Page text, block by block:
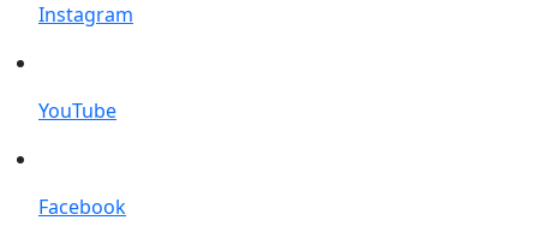
Instagram
YouTube
Facebook